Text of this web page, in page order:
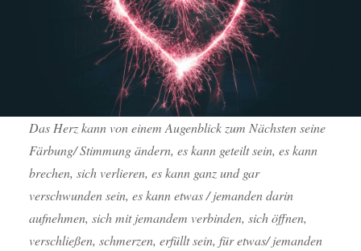
Das Herz kann von einem Augenblick zum Nächsten seine
Färbung/ Stimmung ändern, es kann geteilt sein, es kann
brechen, sich verlieren, es kann ganz und gar
verschwunden sein, es kann etwas / jemanden darin
aufnehmen, sich mit jemandem verbinden, sich öffnen,
verschließen, schmerzen, erfüllt sein, für etwas/ jemanden